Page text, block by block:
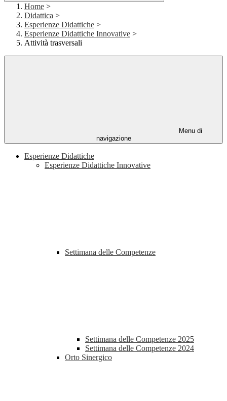
Home >
Didattica >
Esperienze Didattiche >
Esperienze Didattiche Innovative >
Attività trasversali
Menu di
navigazione
Esperienze Didattiche
Esperienze Didattiche Innovative
Settimana delle Competenze
Settimana delle Competenze 2025
Settimana delle Competenze 2024
Orto Sinergico